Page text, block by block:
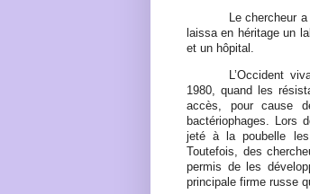
Le chercheur
laissa en héritage un
et un hôpital.
L’Occident
1980, quand les
accès, pour cause
bactériophages. Lors
jeté à la poubelle
Toutefois, des
permis de les
principale firme russe